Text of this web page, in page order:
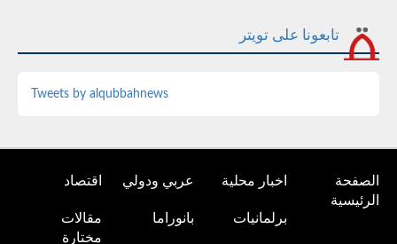
تابعونا على تويتر
Tweets by alqubbahnews
الصفحة
الرئيسية
اخبار محلية عربي ودولي اقتصاد
برلمانيات بانوراما
مقالات
مختارة